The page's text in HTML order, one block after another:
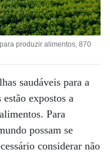
produzir alimentos, 870
saudáveis para a
expostos a
Para
possam se
considerar não